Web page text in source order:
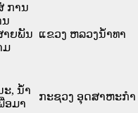
ການ
ນ
າຍພັນ
ມ
ແຂວງ ຫລວງນໍ້າທາ
, ນ້ຳ
ອມາ
ກະຊວງ ອຸດສາຫະກ